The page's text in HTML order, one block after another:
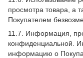
просмотра товара, а
Покупателем
11.7. Информация,
конфиденциальной.
информацию о